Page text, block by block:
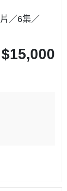
／6集／
$15,000